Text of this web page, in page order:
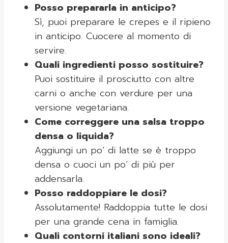
Posso prepararla in anticipo?
Sì, puoi preparare le crepes e il ripieno
in anticipo. Cuocere al momento di
servire.
Quali ingredienti posso sostituire?
Puoi sostituire il prosciutto con altre
carni o anche con verdure per una
versione vegetariana.
Come correggere una salsa troppo
densa o liquida?
Aggiungi un po’ di latte se è troppo
densa o cuoci un po’ di più per
addensarla.
Posso raddoppiare le dosi?
Assolutamente! Raddoppia tutte le dosi
per una grande cena in famiglia.
Quali contorni italiani sono ideali?